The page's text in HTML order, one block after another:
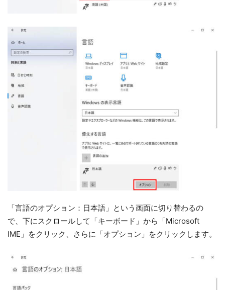
「言語のオプション：日本語」という画面に切り替わるの
で、下にスクロールして「キーボード」から「Microsoft
IME」をクリック、さらに「オプション」をクリックします。